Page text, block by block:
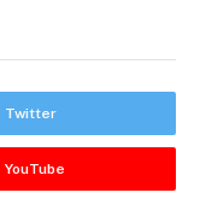
Twitter
YouTube